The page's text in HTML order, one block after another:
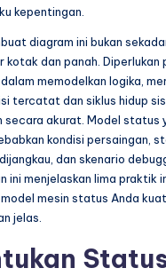
kepentingan.
diagram ini bukan
kotak dan panah. Diperlukan
memodelkan logika,
tercatat dan siklus hidup
secara akurat. Model status
kondisi persaingan,
dan skenario
ini menjelaskan lima praktik
mesin status Anda
jelas.